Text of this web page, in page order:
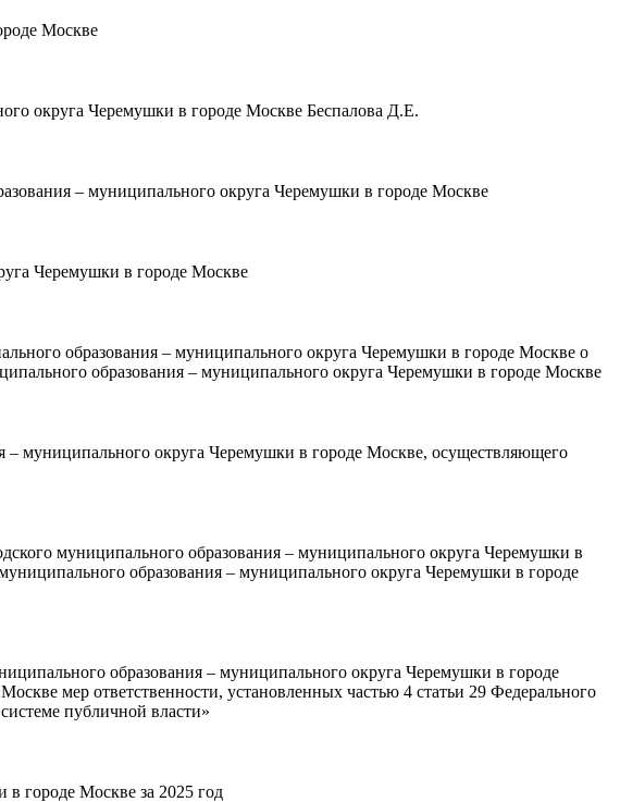
Москве
округа Черемушки в городе Москве Беспалова Д.Е.
– муниципального округа Черемушки в городе Москве
Черемушки в городе Москве
образования – муниципального округа Черемушки в городе Москве о
образования – муниципального округа Черемушки в городе Москве
– муниципального округа Черемушки в городе Москве, осуществляющего
муниципального образования – муниципального округа Черемушки в
образования – муниципального округа Черемушки в городе
образования – муниципального округа Черемушки в городе
мер ответственности, установленных частью 4 статьи 29 Федерального
публичной власти»
городе Москве за 2025 год